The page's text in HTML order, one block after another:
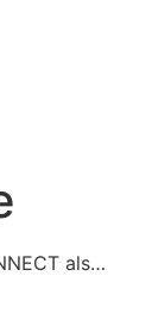
als…